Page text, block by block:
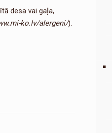
desa vai gaļa,
ko.lv/alergeni/).